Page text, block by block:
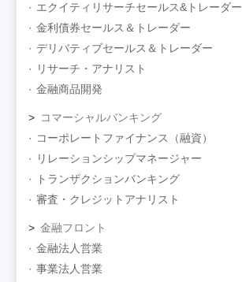
エクイティリサーチセールス&トレーダー
金利債券セールス＆トレーダー
デリバティブセールス＆トレーダー
リサーチ・アナリスト
金融商品開発
コマーシャルバンキング
コーポレートファイナンス（融資）
リレーションシップマネージャー
トランザクションバンキング
審査・クレジットアナリスト
金融フロント
金融法人営業
事業法人営業